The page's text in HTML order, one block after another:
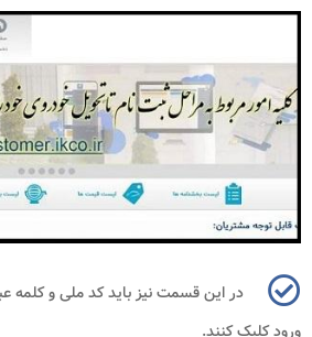
در این قسمت نیز باید کد ملی و کلمه
ورود کلیک کنند.